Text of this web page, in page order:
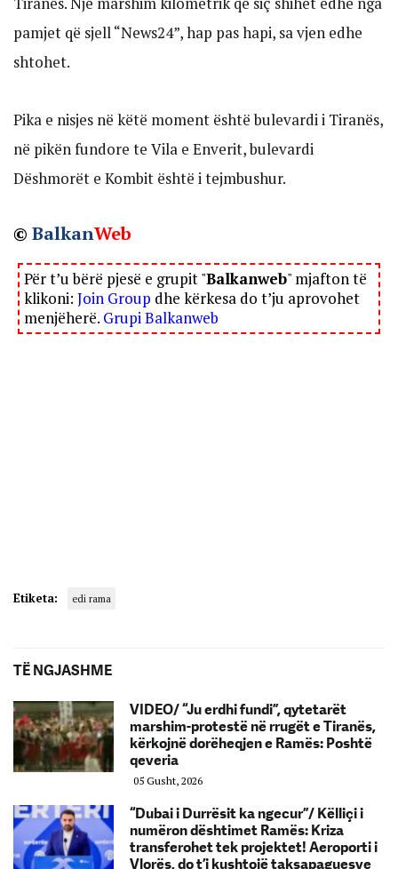
pamjet që sjell “News24”, hap pas hapi, sa vjen edhe
shtohet.
Pika e nisjes në këtë moment është bulevardi i Tiranës,
në pikën fundore te Vila e Enverit, bulevardi
Dëshmorët e Kombit është i tejmbushur.
© BalkanWeb
Për t’u bërë pjesë e grupit "Balkanweb" mjafton të
klikoni: Join Group dhe kërkesa do t’ju aprovohet
menjëherë. Grupi Balkanweb
Etiketa: edi rama
TË NGJASHME
VIDEO/ “Ju erdhi fundi”, qytetarët
marshim-protestë në rrugët e Tiranës,
kërkojnë dorëheqjen e Ramës: Poshtë
qeveria
05 Gusht, 2026
“Dubai i Durrësit ka ngecur”/ Këlliçi i
numëron dështimet Ramës: Kriza
transferohet tek projektet! Aeroporti i
Vlorës, do t’i kushtojë taksapaguesve